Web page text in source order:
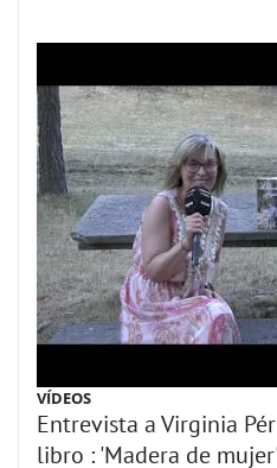
VÍDEOS
Entrevista a Virginia
libro : 'Madera de